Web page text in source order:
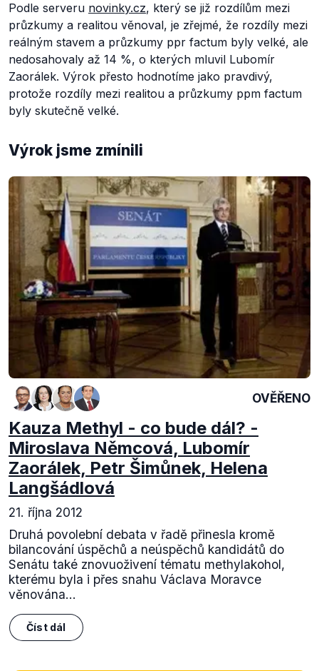
Podle serveru novinky.cz, který se již rozdílům mezi
průzkumy a realitou věnoval, je zřejmé, že rozdíly mezi
reálným stavem a průzkumy ppr factum byly velké, ale
nedosahovaly až 14 %, o kterých mluvil Lubomír
Zaorálek. Výrok přesto hodnotíme jako pravdivý,
protože rozdíly mezi realitou a průzkumy ppm factum
byly skutečně velké.
Výrok jsme zmínili
OVĚŘENO
Kauza Methyl - co bude dál? -
Miroslava Němcová, Lubomír
Zaorálek, Petr Šimůnek, Helena
Langšádlová
21. října 2012
Druhá povolební debata v řadě přinesla kromě
bilancování úspěchů a neúspěchů kandidátů do
Senátu také znovuoživení tématu methylakohol,
kterému byla i přes snahu Václava Moravce
věnována...
Číst dál